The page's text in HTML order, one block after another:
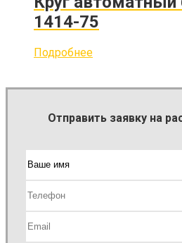
1414-75
Подробнее
Отправить заявку на